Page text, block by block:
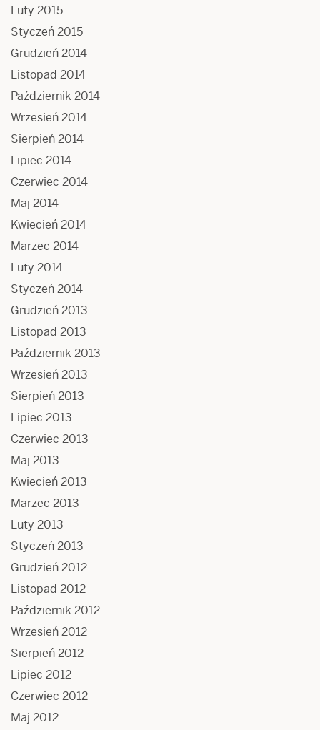
Luty 2015
Styczeń 2015
Grudzień 2014
Listopad 2014
Październik 2014
Wrzesień 2014
Sierpień 2014
Lipiec 2014
Czerwiec 2014
Maj 2014
Kwiecień 2014
Marzec 2014
Luty 2014
Styczeń 2014
Grudzień 2013
Listopad 2013
Październik 2013
Wrzesień 2013
Sierpień 2013
Lipiec 2013
Czerwiec 2013
Maj 2013
Kwiecień 2013
Marzec 2013
Luty 2013
Styczeń 2013
Grudzień 2012
Listopad 2012
Październik 2012
Wrzesień 2012
Sierpień 2012
Lipiec 2012
Czerwiec 2012
Maj 2012